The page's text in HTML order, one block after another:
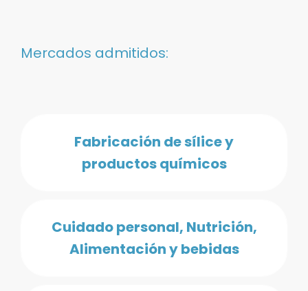
Mercados admitidos:
Fabricación de sílice y
productos químicos
Cuidado personal, Nutrición,
Alimentación y bebidas